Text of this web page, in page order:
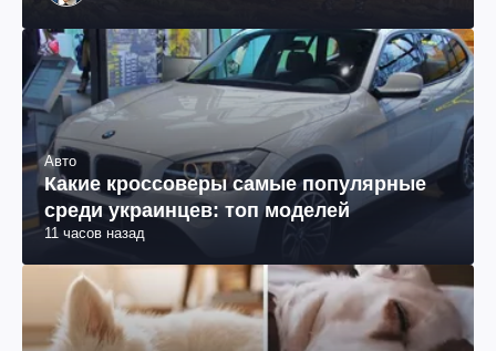
Авто
Какие кроссоверы самые популярные
среди украинцев: топ моделей
11 часов назад